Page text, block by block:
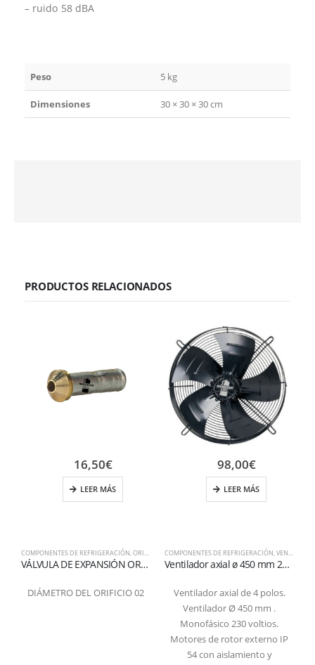
– ruido 58 dBA
Peso 5 kg
Dimensiones 30 × 30 × 30 cm
PRODUCTOS RELACIONADOS
COMPONENTES DE REFRIGERACIÓN,ORIFICIO PARA VÁLVULA DE EXPANSIÓN
VÁLVULA DE EXPANSIÓN ORIFICIO BRIDA CONEXIÓN 02
DIÁMETRO DEL ORIFICIO 02
16,50€
LEER MÁS
COMPONENTES DE REFRIGERACIÓN,VENTILADORES AXIALES
Ventilador axial ø 450 mm 230 voltios 4 polos 1400 rpm aspiración
Ventilador axial de 4 polos.
Ventilador Ø 450 mm .
Monofásico 230 voltios.
Motores de rotor externo IP
54 con aislamiento y
98,00€
LEER MÁS